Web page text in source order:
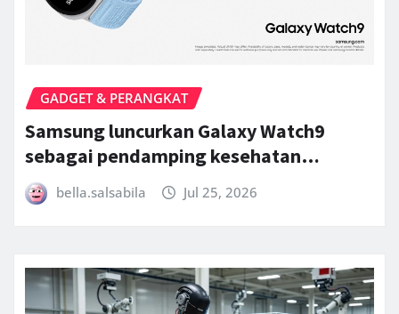
GADGET & PERANGKAT
Samsung luncurkan Galaxy Watch9
sebagai pendamping kesehatan…
bella.salsabila Jul 25, 2026